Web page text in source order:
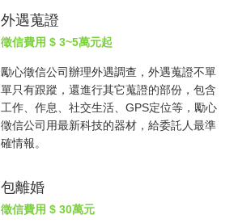
外遇蒐證
徵信費用 $ 3~5萬元起
勵心徵信公司辦理外遇調查，外遇蒐證不單
單只有跟蹤，還進行其它蒐證的部份，包含
工作、作息、社交生活、GPS定位等，勵心
徵信公司 用最新科技的器材，給委託人最準
確情報。
包離婚
徵信費用 $ 30萬元